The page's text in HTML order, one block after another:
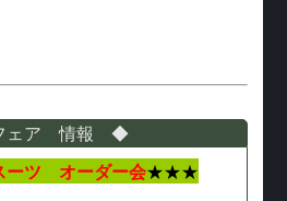
ェア 情報 ◆
ーツ オーダー会★★★